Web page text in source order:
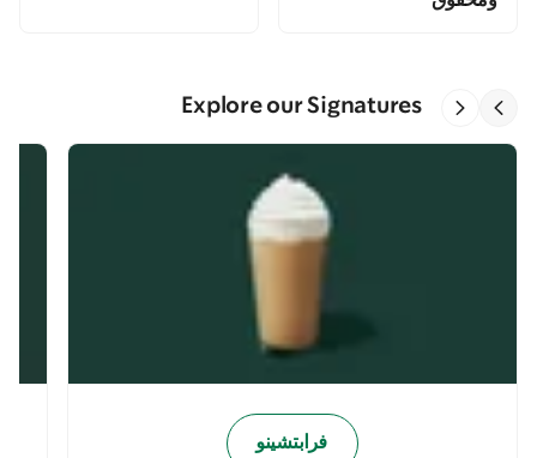
Explore our Signatures
فرابتشينو